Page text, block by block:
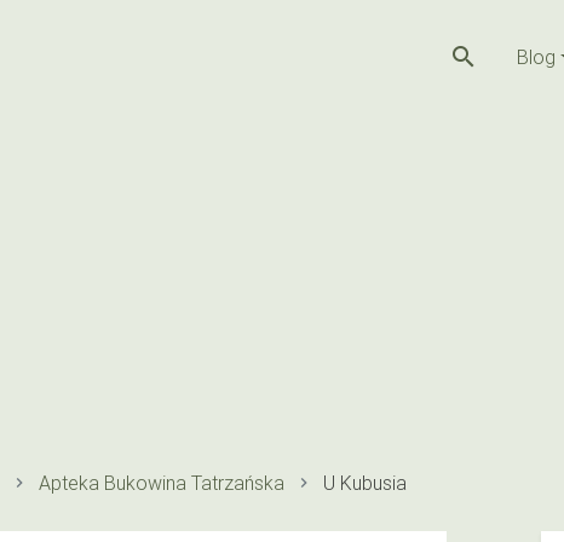
search Blog
Apteka Bukowina Tatrzańska U Kubusia